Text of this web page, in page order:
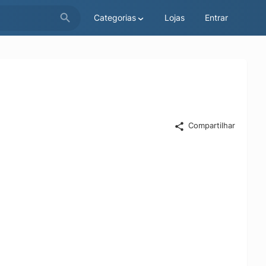
Categorias Lojas Entrar
Compartilhar